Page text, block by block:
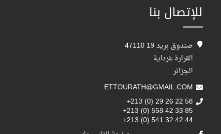
للإتصال بنا
صندوق بريد 19 47110
القرارة غرداية
الجزائر
ETTOURATH@GMAIL.COM
+213 (0) 29 26 22 58
+213 (0) 558 42 33 85
+213 (0) 541 32 42 44